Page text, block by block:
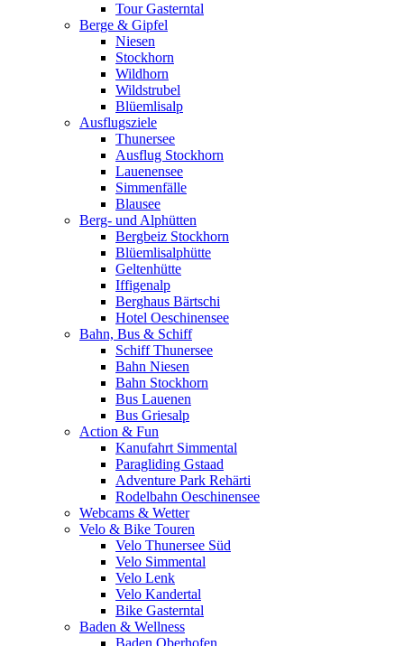
Tour Gasterntal
Berge & Gipfel
Niesen
Stockhorn
Wildhorn
Wildstrubel
Blüemlisalp
Ausflugsziele
Thunersee
Ausflug Stockhorn
Lauenensee
Simmenfälle
Blausee
Berg- und Alphütten
Bergbeiz Stockhorn
Blüemlisalphütte
Geltenhütte
Iffigenalp
Berghaus Bärtschi
Hotel Oeschinensee
Bahn, Bus & Schiff
Schiff Thunersee
Bahn Niesen
Bahn Stockhorn
Bus Lauenen
Bus Griesalp
Action & Fun
Kanufahrt Simmental
Paragliding Gstaad
Adventure Park Rehärti
Rodelbahn Oeschinensee
Webcams & Wetter
Velo & Bike Touren
Velo Thunersee Süd
Velo Simmental
Velo Lenk
Velo Kandertal
Bike Gasterntal
Baden & Wellness
Baden Oberhofen